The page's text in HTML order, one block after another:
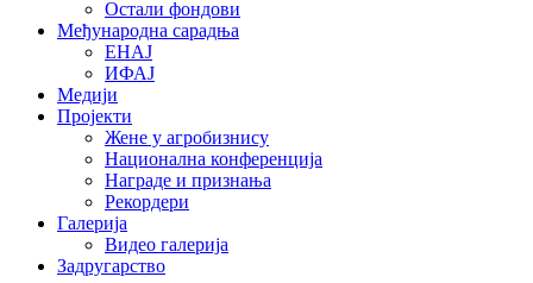
Остали фондови
Међународна сарадња
ЕНАЈ
ИФАЈ
Медији
Пројекти
Жене у агробизнису
Национална конференција
Награде и признања
Рекордери
Галерија
Видео галерија
Задругарство